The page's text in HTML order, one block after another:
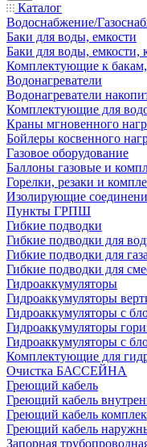
Каталог
Водоснабжение/
Баки для воды, емкости
Баки для воды, емкости,
Комплектующие к
Водонагреватели
Водонагреватели
Комплектующие для
Краны мгновенного
Бойлеры косвенного
Газовое оборудование
Баллоны газовые и
Горелки, резаки и
Изолирующие
Пункты ГРПШ
Гибкие подводки
Гибкие подводки для
Гибкие подводки для газа
Гибкие подводки для
Гидроаккумуляторы
Гидроаккумуляторы
Гидроаккумуляторы с
Гидроаккумуляторы
Гидроаккумуляторы с
Комплектующие для
Очистка БАССЕЙНА
Греющий кабель
Греющий кабель
Греющий кабель
Греющий кабель
Запорная